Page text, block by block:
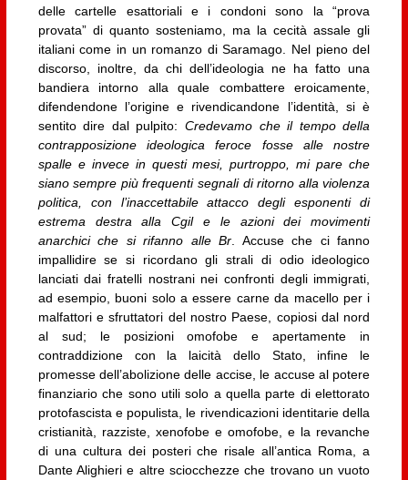
delle cartelle esattoriali e i condoni sono la “prova
provata” di quanto sosteniamo, ma la cecità assale gli
italiani come in un romanzo di Saramago. Nel pieno del
discorso, inoltre, da chi dell’ideologia ne ha fatto una
bandiera intorno alla quale combattere eroicamente,
difendendone l’origine e rivendicandone l’identità, si è
sentito dire dal pulpito: Credevamo che il tempo della
contrapposizione ideologica feroce fosse alle nostre
spalle e invece in questi mesi, purtroppo, mi pare che
siano sempre più frequenti segnali di ritorno alla violenza
politica, con l’inaccettabile attacco degli esponenti di
estrema destra alla Cgil e le azioni dei movimenti
anarchici che si rifanno alle Br . Accuse che ci fanno
impallidire se si ricordano gli strali di odio ideologico
lanciati dai fratelli nostrani nei confronti degli immigrati,
ad esempio, buoni solo a essere carne da macello per i
malfattori e sfruttatori del nostro Paese, copiosi dal nord
al sud; le posizioni omofobe e apertamente in
contraddizione con la laicità dello Stato, infine le
promesse dell’abolizione delle accise, le accuse al potere
finanziario che sono utili solo a quella parte di elettorato
protofascista e populista, le rivendicazioni identitarie della
cristianità, razziste, xenofobe e omofobe, e la revanche
di una cultura dei posteri che risale all’antica Roma, a
Dante Alighieri e altre sciocchezze che trovano un vuoto